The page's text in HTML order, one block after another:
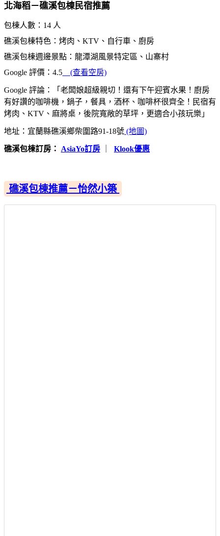
北海稻－礁溪包棟民宿推薦
包棟人數：14 人
礁溪包棟特色：烤肉、KTV、自行車、廚房
礁溪包棟週邊景點：龍潭湖風景特定區、山寨村
Google 評價：4.5 (查看空房)
Google 評論：「老闆娘超級親切！還有下午迎賓水果！廚房
有好讚的咖啡機，鍋子，餐具，酒杯、咖啡杯很齊全！民宿有
烤肉、KTV、麻將桌，後院寬敞的草坪，更適合小孩玩樂」
地址：宜蘭縣礁溪鄉柴圍路91-18號 (地圖)
礁溪包棟訂房： AsiaYo訂房 Klook優惠
礁溪包棟推薦－怡然小築